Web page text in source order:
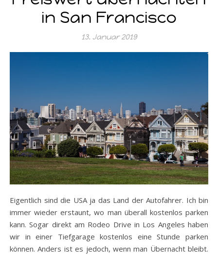
in San Francisco
13. Januar 2019
Eigentlich sind die USA ja das Land der Autofahrer. Ich bin
immer wieder erstaunt, wo man überall kostenlos parken
kann. Sogar direkt am Rodeo Drive in Los Angeles haben
wir in einer Tiefgarage kostenlos eine Stunde parken
können. Anders ist es jedoch, wenn man Übernacht bleibt.